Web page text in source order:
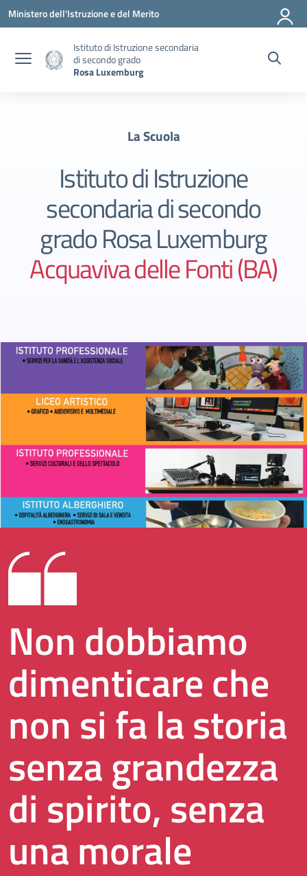
Vai ai contenuti
Vai al menu di navigazione
Vai al footer
Ministero dell'Istruzione e del Merito
Istituto di Istruzione secondaria
di secondo grado
Rosa Luxemburg
La Scuola
Istituto di Istruzione
secondaria di secondo
grado Rosa Luxemburg
Acquaviva delle Fonti (BA)
Non dobbiamo
dimenticare che
non si fa la storia
senza grandezza
di spirito, senza
una morale